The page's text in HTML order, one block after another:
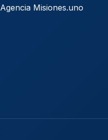
Agencia Misiones.uno